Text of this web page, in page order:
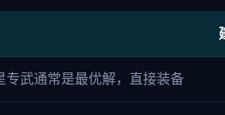
专武通常是最优解，直接装备